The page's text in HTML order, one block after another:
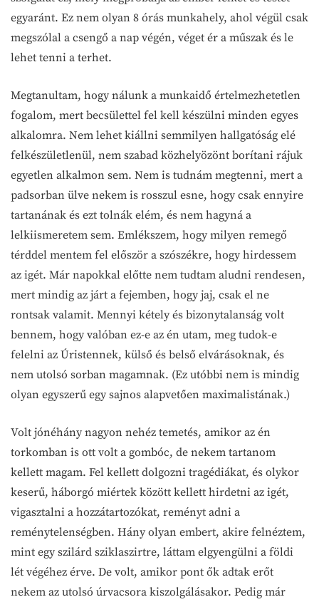
egyaránt. Ez nem olyan 8 órás munkahely, ahol végül csak
megszólal a csengő a nap végén, véget ér a műszak és le
lehet tenni a terhet.
Megtanultam, hogy nálunk a munkaidő értelmezhetetlen
fogalom, mert becsülettel fel kell készülni minden egyes
alkalomra. Nem lehet kiállni semmilyen hallgatóság elé
felkészületlenül, nem szabad közhelyözönt borítani rájuk
egyetlen alkalmon sem. Nem is tudnám megtenni, mert a
padsorban ülve nekem is rosszul esne, hogy csak ennyire
tartanának és ezt tolnák elém, és nem hagyná a
lelkiismeretem sem. Emlékszem, hogy milyen remegő
térddel mentem fel először a szószékre, hogy hirdessem
az igét. Már napokkal előtte nem tudtam aludni rendesen,
mert mindig az járt a fejemben, hogy jaj, csak el ne
rontsak valamit. Mennyi kétely és bizonytalanság volt
bennem, hogy valóban ez-e az én utam, meg tudok-e
felelni az Úristennek, külső és belső elvárásoknak, és
nem utolsó sorban magamnak. (Ez utóbbi nem is mindig
olyan egyszerű egy sajnos alapvetően maximalistának.)
Volt jónéhány nagyon nehéz temetés, amikor az én
torkomban is ott volt a gombóc, de nekem tartanom
kellett magam. Fel kellett dolgozni tragédiákat, és olykor
keserű, háborgó miértek között kellett hirdetni az igét,
vigasztalni a hozzátartozókat, reményt adni a
reménytelenségben. Hány olyan embert, akire felnéztem,
mint egy szilárd sziklaszirtre, láttam elgyengülni a földi
lét végéhez érve. De volt, amikor pont ők adtak erőt
nekem az utolsó úrvacsora kiszolgálásakor. Pedig már